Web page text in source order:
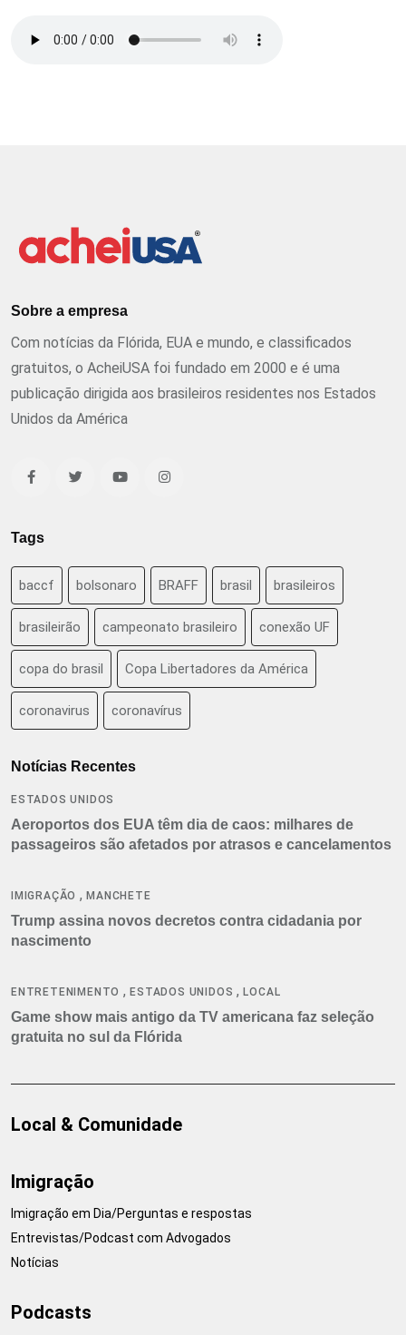
Sobre a empresa
Com notícias da Flórida, EUA e mundo, e classificados
gratuitos, o AcheiUSA foi fundado em 2000 e é uma
publicação dirigida aos brasileiros residentes nos Estados
Unidos da América
Tags
baccf bolsonaro BRAFF brasil brasileiros
brasileirão campeonato brasileiro conexão UF
copa do brasil Copa Libertadores da América
coronavirus coronavírus
Notícias Recentes
ESTADOS UNIDOS
Aeroportos dos EUA têm dia de caos: milhares de
passageiros são afetados por atrasos e cancelamentos
IMIGRAÇÃO ,MANCHETE
Trump assina novos decretos contra cidadania por
nascimento
ENTRETENIMENTO ,ESTADOS UNIDOS ,LOCAL
Game show mais antigo da TV americana faz seleção
gratuita no sul da Flórida
Local & Comunidade
Imigração
Imigração em Dia/Perguntas e respostas
Entrevistas/Podcast com Advogados
Notícias
Podcasts